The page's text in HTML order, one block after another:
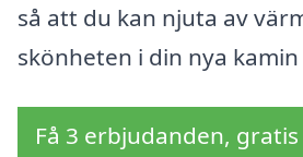
så att du kan njuta av
skönheten i din nya
Få 3 erbjudanden,